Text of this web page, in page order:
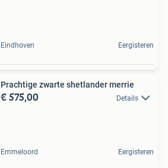
Eindhoven Eergisteren
Prachtige zwarte shetlander merrie
€ 575,00 Details
Emmeloord Eergisteren